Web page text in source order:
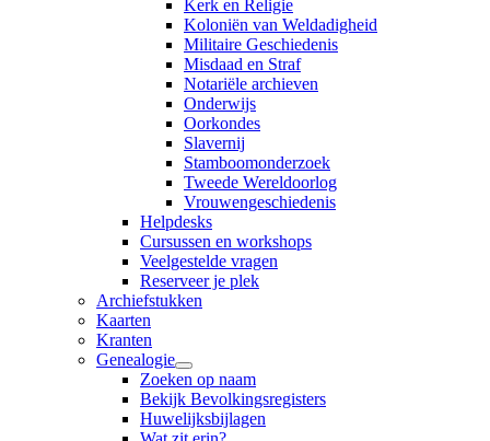
Kerk en Religie
Koloniën van Weldadigheid
Militaire Geschiedenis
Misdaad en Straf
Notariële archieven
Onderwijs
Oorkondes
Slavernij
Stamboomonderzoek
Tweede Wereldoorlog
Vrouwengeschiedenis
Helpdesks
Cursussen en workshops
Veelgestelde vragen
Reserveer je plek
Archiefstukken
Kaarten
Kranten
Genealogie
Zoeken op naam
Bekijk Bevolkingsregisters
Huwelijksbijlagen